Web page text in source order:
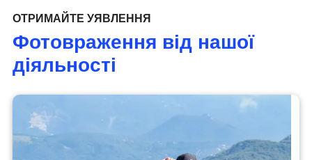
ОТРИМАЙТЕ УЯВЛЕННЯ
Фотовраження від нашої
діяльності